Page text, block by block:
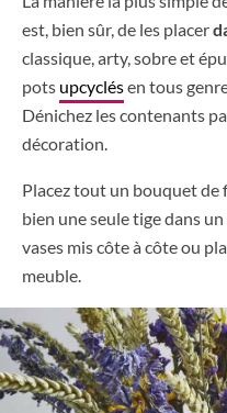
est, bien sûr, de les placer
classique, arty, sobre et
pots upcyclésen tous
Dénichez les contenants
décoration.
Placez tout un bouquet de
bien une seule tige dans un
vases mis côte à côte ou
meuble.